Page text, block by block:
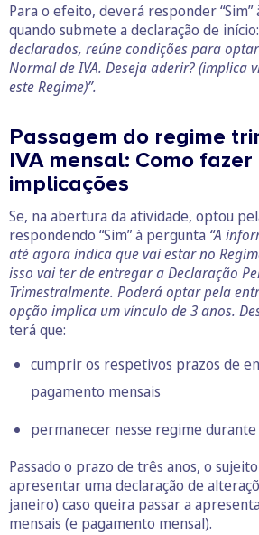
Para o efeito, deverá responder “Sim”
quando submete a declaração de início:
declarados, reúne condições para
Normal de IVA. Deseja aderir? (implica
este Regime)”.
Passagem do regime
IVA mensal: Como
implicações
Se, na abertura da atividade, optou
respondendo “Sim” à pergunta “A
até agora indica que vai estar no
isso vai ter de entregar a Declaração
Trimestralmente. Poderá optar pela
opção implica um vínculo de 3 anos.
terá que:
cumprir os respetivos prazos de
pagamento mensais
permanecer nesse regime durante
Passado o prazo de três anos, o
apresentar uma declaração de
janeiro) caso queira passar a
mensais (e pagamento mensal).